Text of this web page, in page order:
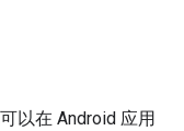
以在 Android 应用